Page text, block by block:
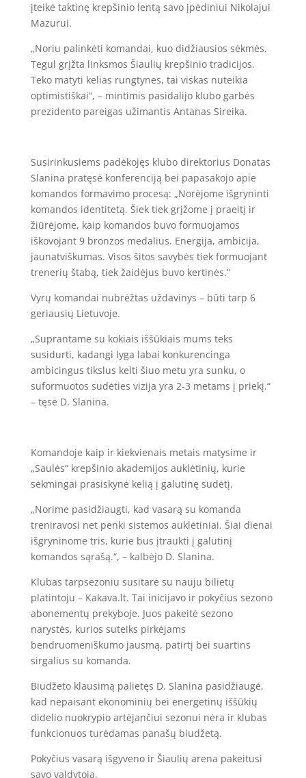
įteikė taktinę krepšinio lentą savo įpėdiniui Nikolajui
Mazurui.
„Noriu palinkėti komandai, kuo didžiausios sėkmės.
Tegul grįžta linksmos Šiaulių krepšinio tradicijos.
Teko matyti kelias rungtynes, tai viskas nuteikia
optimistiškai“, – mintimis pasidalijo klubo garbės
prezidento pareigas užimantis Antanas Sireika.
Susirinkusiems padėkojęs klubo direktorius Donatas
Slanina pratęsė konferenciją bei papasakojo apie
komandos formavimo procesą: „Norėjome išgryninti
komandos identitetą. Šiek tiek grįžome į praeitį ir
žiūrėjome, kaip komandos buvo formuojamos
iškovojant 9 bronzos medalius. Energija, ambicija,
jaunatviškumas. Visos šitos savybės tiek formuojant
trenerių štabą, tiek žaidėjus buvo kertinės.“
Vyrų komandai nubrėžtas uždavinys – būti tarp 6
geriausių Lietuvoje.
„Suprantame su kokiais iššūkiais mums teks
susidurti, kadangi lyga labai konkurencinga
ambicingus tikslus kelti šiuo metu yra sunku, o
suformuotos sudėties vizija yra 2-3 metams į priekį.“
– tęsė D. Slanina.
Komandoje kaip ir kiekvienais metais matysime ir
„Saulės“ krepšinio akademijos auklėtinių, kurie
sėkmingai prasiskynė kelią į galutinę sudėtį.
„Norime pasidžiaugti, kad vasarą su komanda
treniravosi net penki sistemos auklėtiniai. Šiai dienai
išgryninome tris, kurie bus įtraukti į galutinį
komandos sąrašą.“, – kalbėjo D. Slanina.
Klubas tarpsezoniu susitarė su nauju bilietų
platintoju – Kakava.lt. Tai inicijavo ir pokyčius sezono
abonementų prekyboje. Juos pakeitė sezono
narystės, kurios suteiks pirkėjams
bendruomeniškumo jausmą, patirtį bei suartins
sirgalius su komanda.
Biudžeto klausimą palietęs D. Slanina pasidžiaugė,
kad nepaisant ekonominių bei energetinų iššūkių
didelio nuokrypio artėjančiui sezonui nėra ir klubas
funkcionuos turėdamas panašų biudžetą.
Pokyčius vasarą išgyveno ir Šiaulių arena pakeitusi
savo valdytoją.